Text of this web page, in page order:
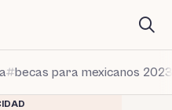
becas para mexicanos 2023